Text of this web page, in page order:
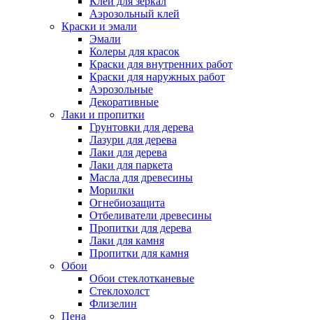
Аэрозольный клей
Краски и эмали
Эмали
Колеры для красок
Краски для внутренних работ
Краски для наружных работ
Аэрозольные
Декоративные
Лаки и пропитки
Грунтовки для дерева
Лазури для дерева
Лаки для дерева
Лаки для паркета
Масла для древесины
Морилки
Огнебиозащита
Отбеливатели древесины
Пропитки для дерева
Лаки для камня
Пропитки для камня
Обои
Обои стеклотканевые
Стеклохолст
Флизелин
Пена